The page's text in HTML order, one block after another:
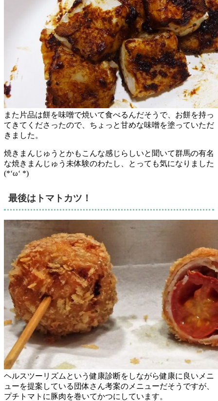
また片品は餅を味噌で焼いて食べるんだそうで、お餅を持っ
てきてくださったので、ちょっと甘めな味噌を塗っていただ
きました。
焼きまんじゅうとかもこんな感じらしいと聞いて群馬の有名
な焼きまんじゅう未体験のわたし、とっても気になりました
(*‘ω‘ *)
最後はトマトカツ！
ヘルスツーリズムという健康診断をしながら健康に良いメニ
ューを提案している団体さん考案のメニューだそうですが、
プチトマトに豚肉を巻いてかつにしています。